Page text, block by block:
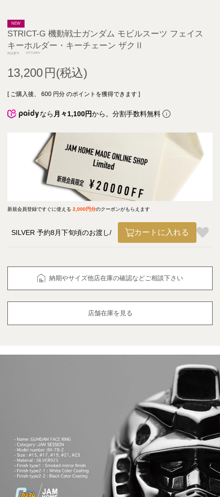
NEW
STRICT-G 機動戦士ガンダム モビルスーツ フェイス
キーホルダー・キーチェーン ザクⅡ
商品番号 JSTG39SV
13,200
[ ご購入後、 600 円分 のポイントを獲得できます ]
なら 月々1,100円から。分割手数料無料
新規会員登録ですぐに使える 2,000円分のクーポンがもらえます
SILVER 予約8月下旬頃のお渡し カートに入れる
納期やサイズ他店在庫の確認などご相談下さい
店舗在庫を見る